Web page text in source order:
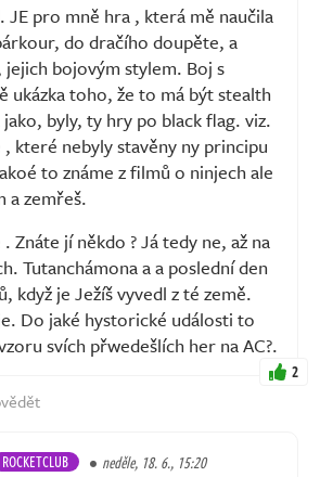
JE pro mně hra , která mě naučila
do dračího doupěte, a
jejich bojovým stylem. Boj s
ukázka toho, že to má být stealth
byly, ty hry po black flag. viz.
které nebyly stavěny ny principu
to známe z filmů o ninjech ale
a zemřeš.
Znáte jí někdo ? Já tedy ne, až na
Tutanchámona a a poslední den
když je Ježíš vyvedl z té země.
Do jaké hystorické události to
svích přwedešlích her na AC?.
2
ROCKETCLUB neděle, 18. 6., 15:20